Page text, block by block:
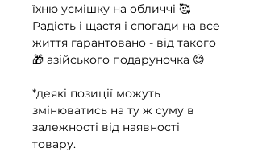
їхню усмішку на обличчі 🥰
Радість і щастя і спогади на все
життя гарантовано - від такого
🎁 азійського подаруночка 😊
*деякі позиції можуть
змінюватись на ту ж суму в
залежності від наявності
товару.